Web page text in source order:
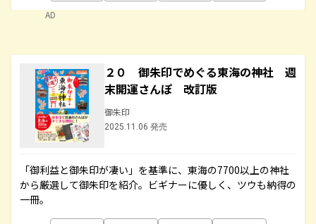
AD
２０ 御朱印でめぐる東海の神社 週
末開運さんぽ 改訂版
御朱印
2025.11.06 発売
「御利益と御朱印が凄い」を基準に、東海の7700以上の神社
から厳選して御朱印を紹介。ビギナーに優しく、ツウも納得の
一冊。